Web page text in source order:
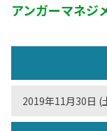
アンガーマネジ
2019年11月30日 (